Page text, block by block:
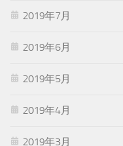
2019年7月
2019年6月
2019年5月
2019年4月
2019年3月